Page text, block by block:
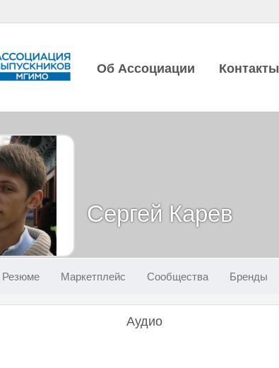
Об Ассоциации Контакты
Сергей Карев
Резюме Маркетплейс Сообщества Бренды
Аудио